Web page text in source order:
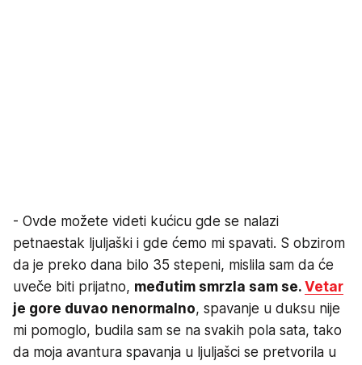
- Ovde možete videti kućicu gde se nalazi
petnaestak ljuljaški i gde ćemo mi spavati. S obzirom
da je preko dana bilo 35 stepeni, mislila sam da će
uveče biti prijatno, međutim smrzla sam se. Vetar
je gore duvao nenormalno, spavanje u duksu nije
mi pomoglo, budila sam se na svakih pola sata, tako
da moja avantura spavanja u ljuljašci se pretvorila u